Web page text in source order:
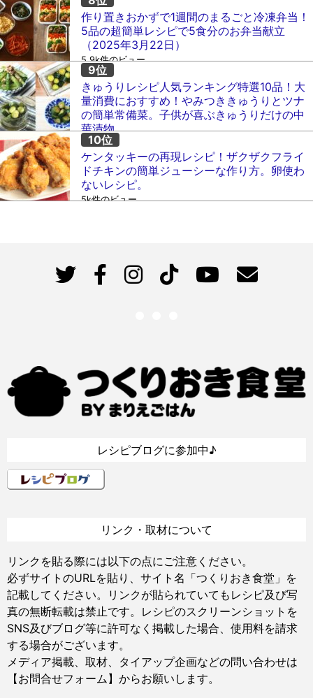
作り置きおかずで1週間のまるごと冷凍弁当！
5品の超簡単レシピで5食分のお弁当献立
（2025年3月22日）
5.9k件のビュー
きゅうりレシピ人気ランキング特選10品！大
量消費におすすめ！やみつききゅうりとツナ
の簡単常備菜。子供が喜ぶきゅうりだけの中
華漬物。
5.1k件のビュー
ケンタッキーの再現レシピ！ザクザクフライ
ドチキンの簡単ジューシーな作り方。卵使わ
ないレシピ。
5k件のビュー
レシピブログに参加中♪
リンク・取材について
リンクを貼る際には以下の点にご注意ください。
必ずサイトのURLを貼り、サイト名「つくりおき食堂」を
記載してください。リンクが貼られていてもレシピ及び写
真の無断転載は禁止です。レシピのスクリーンショットを
SNS及びブログ等に許可なく掲載した場合、使用料を請求
する場合がございます。
メディア掲載、取材、タイアップ企画などの問い合わせは
【お問合せフォーム】 からお願いします。